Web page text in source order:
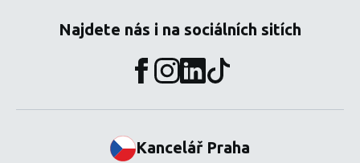
Najdete nás i na sociálních sitích
Kancelář Praha